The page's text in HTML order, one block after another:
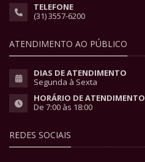
TELEFONE
(31) 3557-6200
ATENDIMENTO AO PÚBLICO
DIAS DE ATENDIMENTO
Segunda à Sexta
HORÁRIO DE ATENDIMENTO
De 7:00 às 18:00
REDES SOCIAIS